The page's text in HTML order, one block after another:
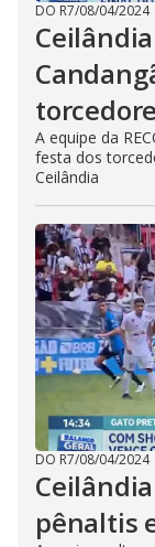
DO R7/08/04/2024
A equipe da
festa dos
Ceilândia
DO R7/08/04/2024
pênaltis